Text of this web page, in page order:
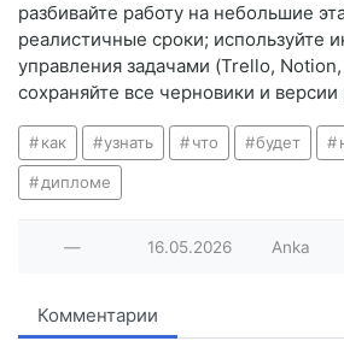
разбивайте работу на небольшие
реалистичные сроки; используйте
управления задачами (Trello,
сохраняйте все черновики и версии
как узнать что будет
дипломе
— 16.05.2026 Anka
Комментарии